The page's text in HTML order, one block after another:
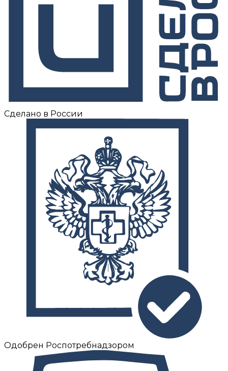
Сделано в России
Одобрен Роспотребнадзором